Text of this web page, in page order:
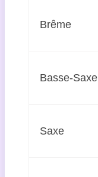
Brême
Basse-Saxe
Saxe